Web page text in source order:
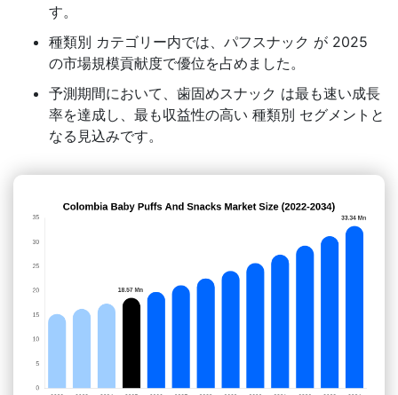
す。
種類別 カテゴリー内では、パフスナック が 2025
の市場規模貢献度で優位を占めました。
予測期間において、歯固めスナック は最も速い成長
率を達成し、最も収益性の高い 種類別 セグメントと
なる見込みです。